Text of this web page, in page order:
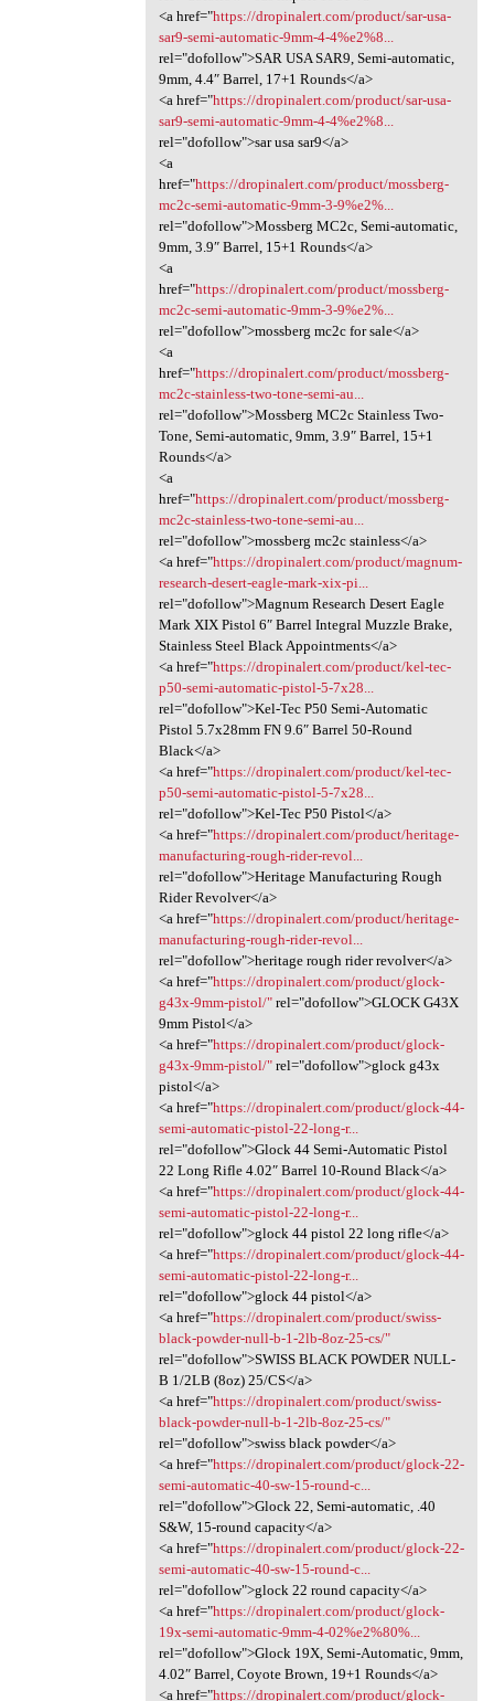
<a href="https://dropinalert.com/product/sar-usa-
sar9-semi-automatic-9mm-4-4%e2%8...
rel="dofollow">SAR USA SAR9, Semi-automatic,
9mm, 4.4″ Barrel, 17+1 Rounds</a>
<a href="https://dropinalert.com/product/sar-usa-
sar9-semi-automatic-9mm-4-4%e2%8...
rel="dofollow">sar usa sar9</a>
<a
href="https://dropinalert.com/product/mossberg-
mc2c-semi-automatic-9mm-3-9%e2%...
rel="dofollow">Mossberg MC2c, Semi-automatic,
9mm, 3.9″ Barrel, 15+1 Rounds</a>
<a
href="https://dropinalert.com/product/mossberg-
mc2c-semi-automatic-9mm-3-9%e2%...
rel="dofollow">mossberg mc2c for sale</a>
<a
href="https://dropinalert.com/product/mossberg-
mc2c-stainless-two-tone-semi-au...
rel="dofollow">Mossberg MC2c Stainless Two-
Tone, Semi-automatic, 9mm, 3.9″ Barrel, 15+1
Rounds</a>
<a
href="https://dropinalert.com/product/mossberg-
mc2c-stainless-two-tone-semi-au...
rel="dofollow">mossberg mc2c stainless</a>
<a href="https://dropinalert.com/product/magnum-
research-desert-eagle-mark-xix-pi...
rel="dofollow">Magnum Research Desert Eagle
Mark XIX Pistol 6″ Barrel Integral Muzzle Brake,
Stainless Steel Black Appointments</a>
<a href="https://dropinalert.com/product/kel-tec-
p50-semi-automatic-pistol-5-7x28...
rel="dofollow">Kel-Tec P50 Semi-Automatic
Pistol 5.7x28mm FN 9.6″ Barrel 50-Round
Black</a>
<a href="https://dropinalert.com/product/kel-tec-
p50-semi-automatic-pistol-5-7x28...
rel="dofollow">Kel-Tec P50 Pistol</a>
<a href="https://dropinalert.com/product/heritage-
manufacturing-rough-rider-revol...
rel="dofollow">Heritage Manufacturing Rough
Rider Revolver</a>
<a href="https://dropinalert.com/product/heritage-
manufacturing-rough-rider-revol...
rel="dofollow">heritage rough rider revolver</a>
<a href="https://dropinalert.com/product/glock-
g43x-9mm-pistol/"rel="dofollow">GLOCK G43X
9mm Pistol</a>
<a href="https://dropinalert.com/product/glock-
g43x-9mm-pistol/"rel="dofollow">glock g43x
pistol</a>
<a href="https://dropinalert.com/product/glock-44-
semi-automatic-pistol-22-long-r...
rel="dofollow">Glock 44 Semi-Automatic Pistol
22 Long Rifle 4.02″ Barrel 10-Round Black</a>
<a href="https://dropinalert.com/product/glock-44-
semi-automatic-pistol-22-long-r...
rel="dofollow">glock 44 pistol 22 long rifle</a>
<a href="https://dropinalert.com/product/glock-44-
semi-automatic-pistol-22-long-r...
rel="dofollow">glock 44 pistol</a>
<a href="https://dropinalert.com/product/swiss-
black-powder-null-b-1-2lb-8oz-25-cs/"
rel="dofollow">SWISS BLACK POWDER NULL-
B 1/2LB (8oz) 25/CS</a>
<a href="https://dropinalert.com/product/swiss-
black-powder-null-b-1-2lb-8oz-25-cs/"
rel="dofollow">swiss black powder</a>
<a href="https://dropinalert.com/product/glock-22-
semi-automatic-40-sw-15-round-c...
rel="dofollow">Glock 22, Semi-automatic, .40
S&W, 15-round capacity</a>
<a href="https://dropinalert.com/product/glock-22-
semi-automatic-40-sw-15-round-c...
rel="dofollow">glock 22 round capacity</a>
<a href="https://dropinalert.com/product/glock-
19x-semi-automatic-9mm-4-02%e2%80%...
rel="dofollow">Glock 19X, Semi-Automatic, 9mm,
4.02″ Barrel, Coyote Brown, 19+1 Rounds</a>
<a href="https://dropinalert.com/product/glock-